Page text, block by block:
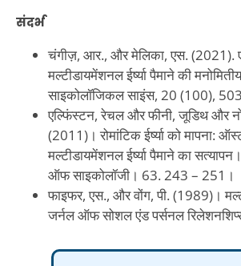
संदर्भ
चंगीज़, आर., और मेलिका, एस. (2021).
मल्टीडायमेंशनल ईर्ष्या पैमाने की
साइकोलॉजिकल साइंस, 20 (100),
एल्फिंस्टन, रेचल और फीनी, जूडिथ और
(2011)। रोमांटिक ईर्ष्या को मापना:
मल्टीडायमेंशनल ईर्ष्या पैमाने का
ऑफ साइकोलॉजी। 63. 243 – 251।
फाइफर, एस., और वोंग, पी. (1989)।
जर्नल ऑफ सोशल एंड पर्सनल